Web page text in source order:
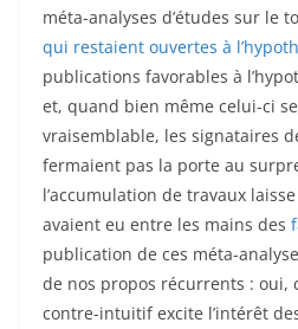
méta-analyses d’études sur le
qui restaient ouvertes à
publications favorables à
et, quand bien même celui-ci
vraisemblable, les signataires
fermaient pas la porte au
l’accumulation de travaux
avaient eu entre les mains des
publication de ces méta-
de nos propos récurrents : oui,
contre-intuitif excite l’intérêt